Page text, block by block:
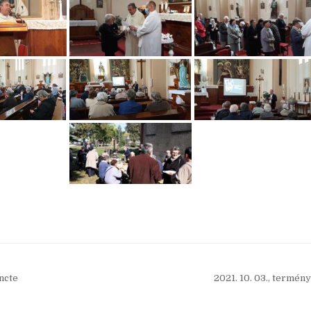
2021. 10. 03.,